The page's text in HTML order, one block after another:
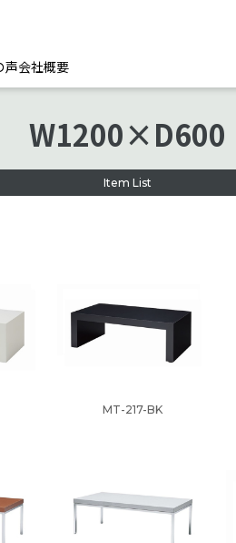
声会社概要
W1200×D600
Item List
MT-217-BK